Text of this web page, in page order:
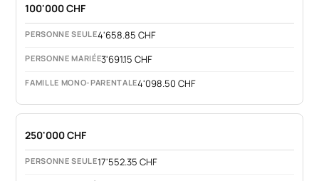
100'000 CHF
4'658.85 CHF
3'691.15 CHF
4'098.50 CHF
250'000 CHF
17'552.35 CHF